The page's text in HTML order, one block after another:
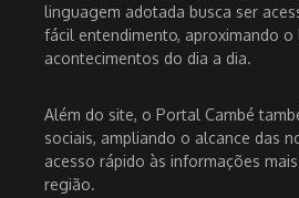
linguagem adotada busca ser
fácil entendimento, aproximando o
acontecimentos do dia a dia.
Além do site, o Portal Cambé
sociais, ampliando o alcance das
acesso rápido às informações
região.